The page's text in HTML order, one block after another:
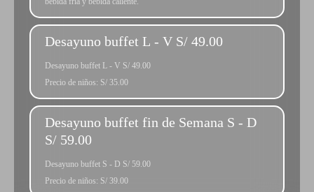
Desayuno buffet L - V S/ 49.00
Desayuno buffet L - V S/ 49.00
Precio de niños: S/ 35.00
Desayuno buffet fin de Semana S - D
S/ 59.00
Desayuno buffet S - D S/ 59.00
Precio de niños: S/ 39.00